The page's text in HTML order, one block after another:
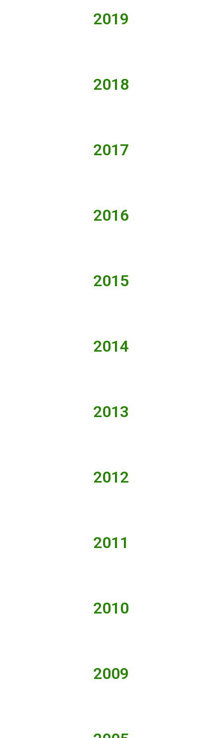
2019
2018
2017
2016
2015
2014
2013
2012
2011
2010
2009